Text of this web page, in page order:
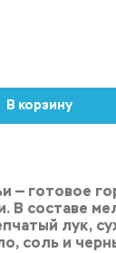
В корзину
— готовое
В составе
лук,
соль и